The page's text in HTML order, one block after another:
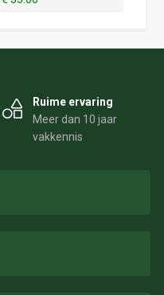
Ruime ervaring
Meer dan 10 jaar
vakkennis